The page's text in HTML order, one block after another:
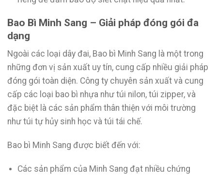
Bao Bì Minh Sang – Giải pháp đóng gói đa
dạng
Ngoài các loại dây đai, Bao bì Minh Sang là một trong
những đơn vị sản xuất uy tín, cung cấp nhiều giải pháp
đóng gói toàn diện. Công ty chuyên sản xuất và cung
cấp các loại bao bì nhựa như túi nilon, túi zipper, và
đặc biệt là các sản phẩm thân thiện với môi trường
như túi tự hủy sinh học và túi tái chế.
Bao bì Minh Sang được biết đến với:
Các sản phẩm của Minh Sang đạt nhiều chứng